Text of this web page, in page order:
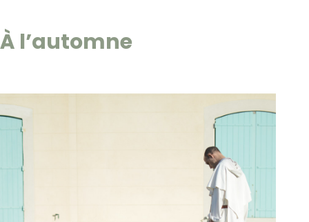
À l’automne